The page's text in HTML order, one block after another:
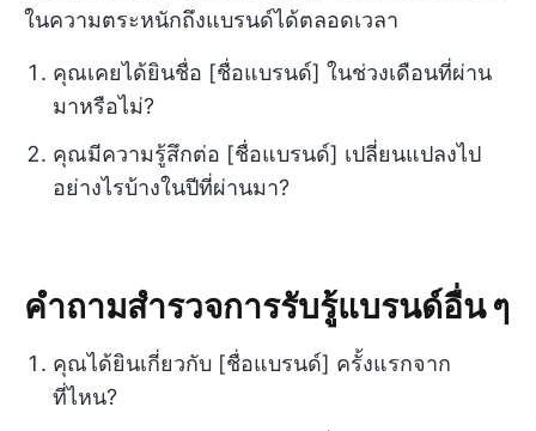
ในความตระหนักถึงแบรนด์ได้ตลอดเวลา
คุณเคยได้ยินชื่อ [ชื่อแบรนด์] ในช่วงเดือนที่ผ่าน
มาหรือไม่?
คุณมีความรู้สึกต่อ [ชื่อแบรนด์] เปลี่ยนแปลงไป
อย่างไรบ้างในปีที่ผ่านมา?
คำถามสำรวจการรับรู้แบรนด์อื่น ๆ
คุณได้ยินเกี่ยวกับ [ชื่อแบรนด์] ครั้งแรกจาก
ที่ไหน?